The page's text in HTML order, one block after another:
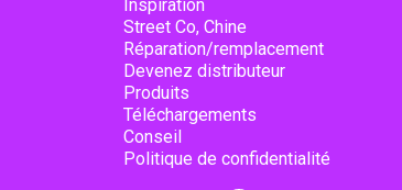
Inspiration
Street Co, Chine
Réparation/remplacement
Devenez distributeur
Produits
Téléchargements
Conseil
Politique de confidentialité